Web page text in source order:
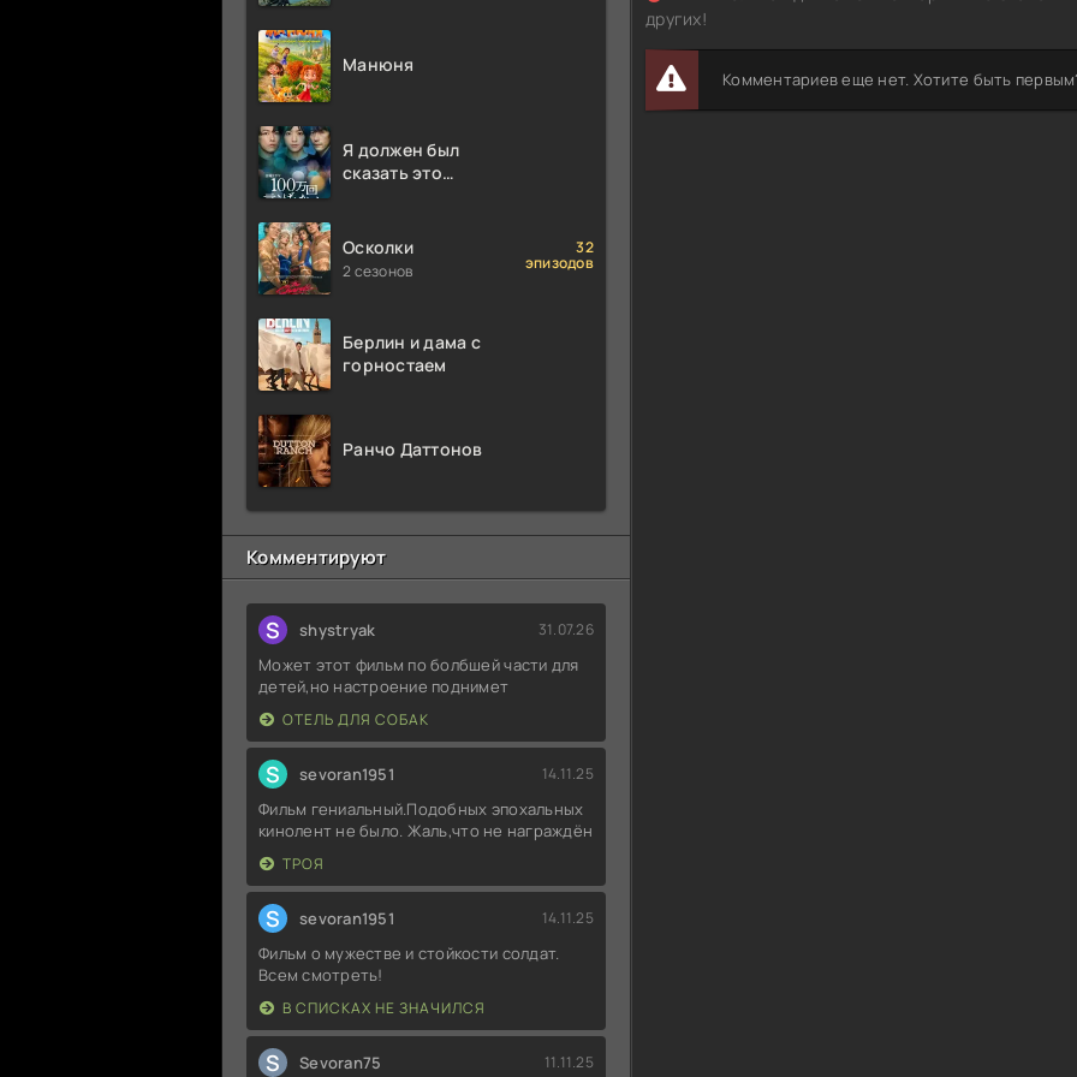
Манюня
Я должен был
сказать это
Осколки
2 сезонов
32
эпизодов
Берлин и дама с
горностаем
Ранчо Даттонов
Комментируют
S shystryak 31.07.26
Может этот фильм по болбшей части для
детей,но настроение поднимет
ОТЕЛЬ ДЛЯ СОБАК
S sevoran1951 14.11.25
Фильм гениальный.Подобных эпохальных
кинолент не было. Жаль,что не награждён
ТРОЯ
S sevoran1951 14.11.25
Фильм о мужестве и стойкости солдат.
Всем смотреть!
В СПИСКАХ НЕ ЗНАЧИЛСЯ
S Sevoran75 11.11.25
других!
Комментариев еще нет. Хотите быть